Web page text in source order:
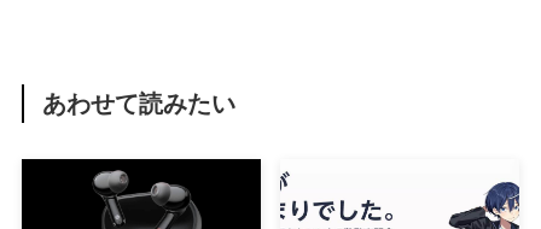
あわせて読みたい